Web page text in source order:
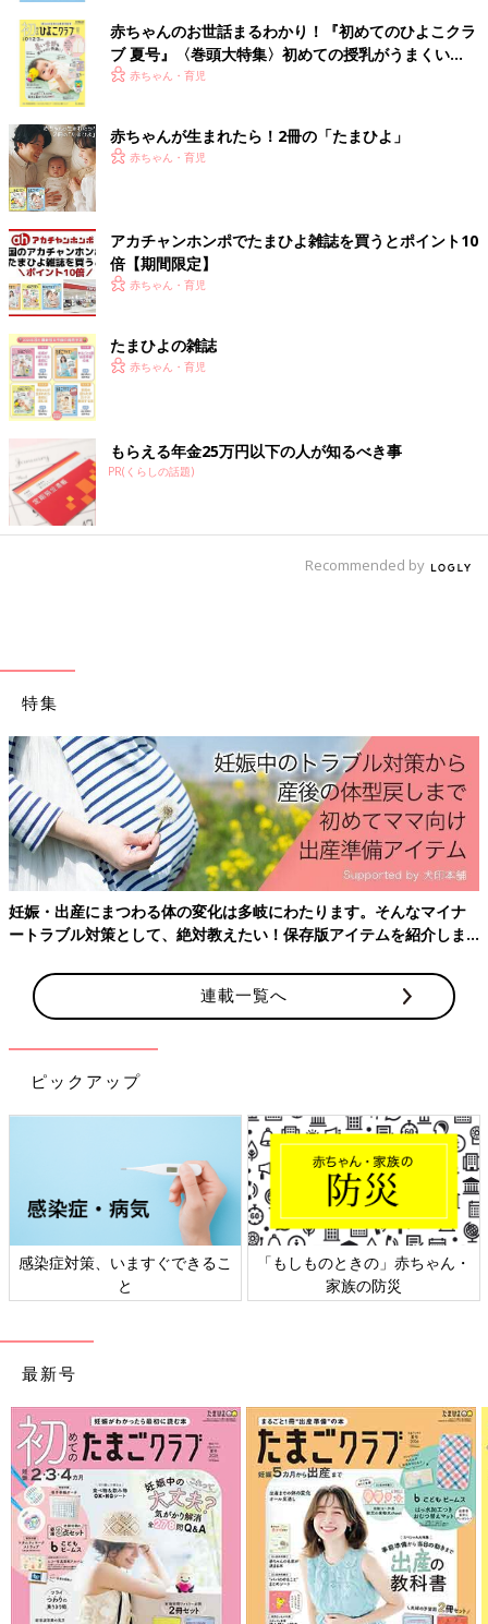
約2,500人のたまひよアプリユーザー・たまひよ公式 Instagram
フォロワーのパパ・ママへアンケートを実施。「こんなLINEス
タンプが欲しい！」のリアルな声から、全40種の妊娠中・育児中
6/15～好評発売中！第1弾たまひよの写真に貼れる
LINEスタンプ
第1弾は“たまひよの写真に貼れるLINEスタンプ”が登場！写真と
組み合わせると『たまごクラブ』『ひよこクラブ』の表紙になれ
る！30年前創刊号の表紙スタンプや、写真にポン！と貼れてかわ
いいたまちゃん・ひよちゃんのスタンプも♪
・商品名：たまひよの写真に貼れるLINEスタンプ
・販売価格：120円（または50LINEコイン）
・収録スタンプ数：全24種
・販売期間：2023年6月14日～
・販売URL：https://line.me/S/sticker/23365779
赤ちゃんのお世話まるわかり！『初めてのひよこクラ
ブ 夏号』〈巻頭大特集〉初めての授乳がうまくい
く！ おっぱい・ミルクの基本と夏のトラブル 解決テ
赤ちゃん・育児
赤ちゃんが生まれたら！2冊の「たまひよ」
赤ちゃん・育児
アカチャンホンポでたまひよ雑誌を買うとポイント10
倍【期間限定】
赤ちゃん・育児
たまひよの雑誌
赤ちゃん・育児
もらえる年金25万円以下の人が知るべき事
PR(くらしの話題)
Recommended by
特集
妊娠・出産にまつわる体の変化は多岐にわたります。そんなマイナ
ートラブル対策として、絶対教えたい！保存版アイテムを紹介しま
連載一覧へ
ピックアップ
感染症対策、いますぐできるこ
と
「もしものときの」赤ちゃん・
家族の防災
最新号